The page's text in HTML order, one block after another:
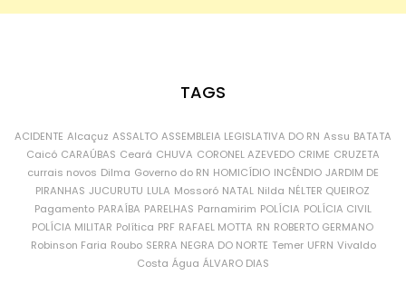
TAGS
ACIDENTE Alcaçuz ASSALTO ASSEMBLEIA LEGISLATIVA DO RN Assu BATATA
Caicó CARAÚBAS Ceará CHUVA CORONEL AZEVEDO CRIME CRUZETA
currais novos Dilma Governo do RN HOMICÍDIO INCÊNDIO JARDIM DE
PIRANHAS JUCURUTU LULA Mossoró NATAL Nilda NÉLTER QUEIROZ
Pagamento PARAÍBA PARELHAS Parnamirim POLÍCIA POLÍCIA CIVIL
POLÍCIA MILITAR Política PRF RAFAEL MOTTA RN ROBERTO GERMANO
Robinson Faria Roubo SERRA NEGRA DO NORTE Temer UFRN Vivaldo
Costa Água ÁLVARO DIAS